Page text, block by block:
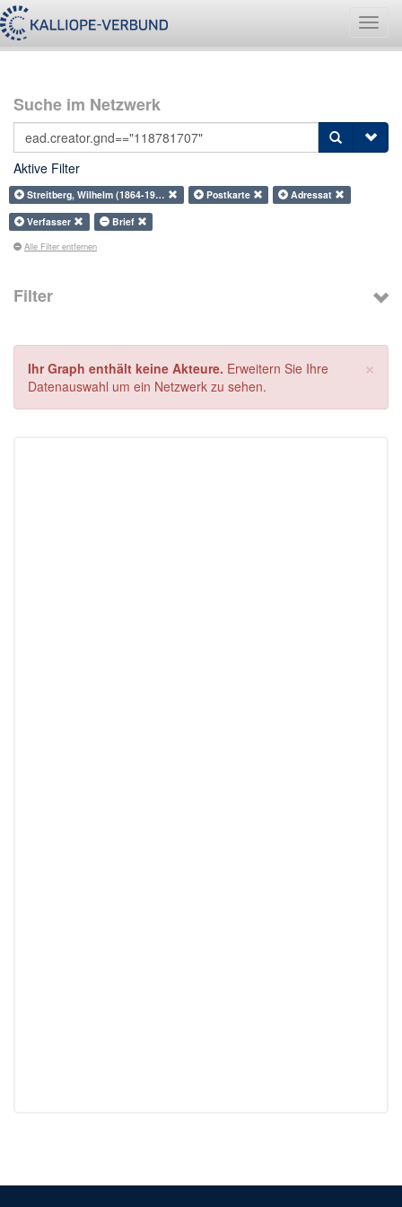
Suche im Netzwerk
Aktive Filter
Streitberg, Wilhelm (1864-19… Postkarte
Adressat
Verfasser
Brief
Alle Filter entfernen
Filter
×
Ihr Graph enthält keine Akteure. Erweitern Sie Ihre
Datenauswahl um ein Netzwerk zu sehen.